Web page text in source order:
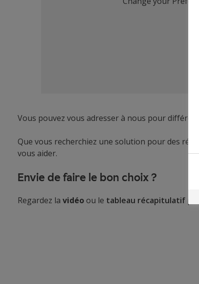
Vous pouvez vous adresser à nous pour
Que vous recherchiez une solution pour des
vous aider.
Envie de faire le bon choix ?
Regardez la vidéoou le tableau récapitulatif